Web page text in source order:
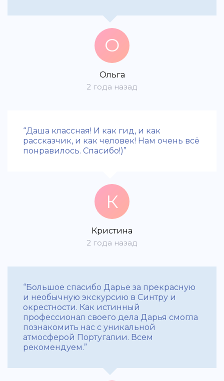
О
Ольга
2 года назад
“Даша классная! И как гид, и как
рассказчик, и как человек! Нам очень всё
понравилось. Спасибо!)”
К
Кристина
2 года назад
“Большое спасибо Дарье за прекрасную
и необычную экскурсию в Синтру и
окрестности. Как истинный
профессионал своего дела Дарья смогла
познакомить нас с уникальной
атмосферой Португалии. Всем
рекомендуем.”